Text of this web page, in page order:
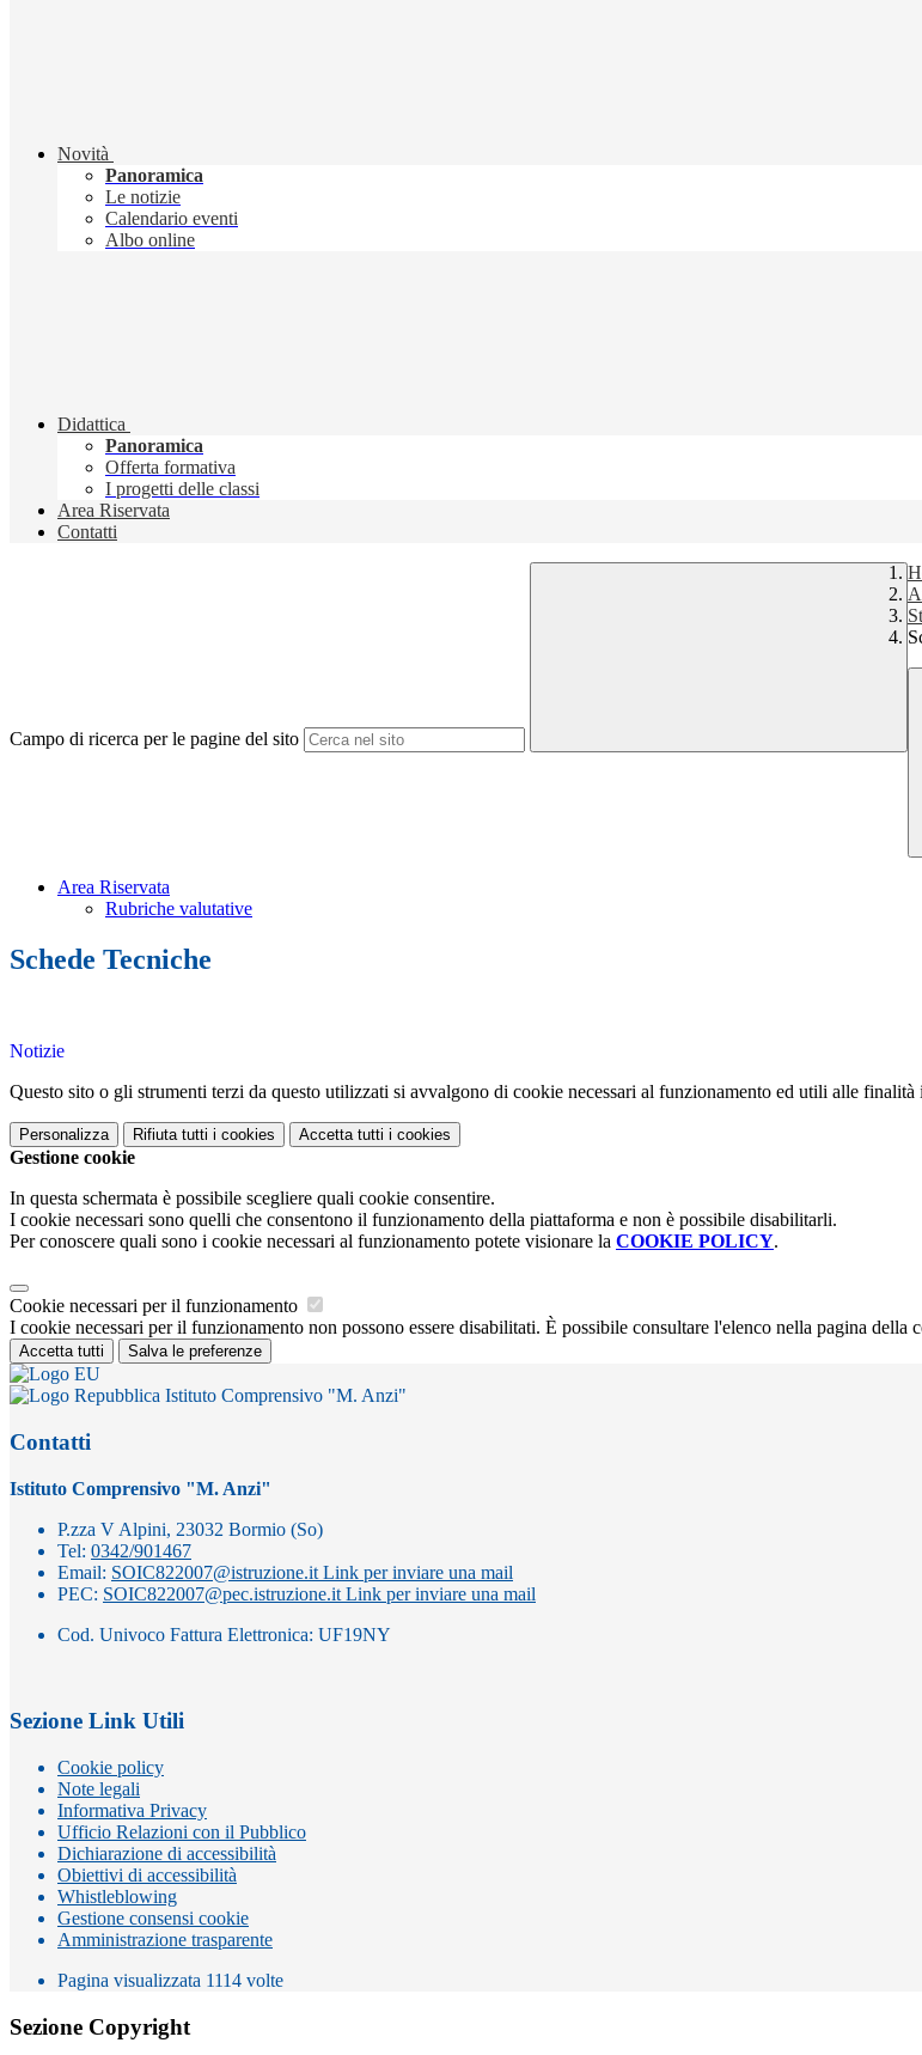
Novità
Panoramica
Le notizie
Calendario eventi
Albo online
Didattica
Panoramica
Offerta formativa
I progetti delle classi
Area Riservata
Contatti
Campo di ricerca per le pagine del sito
Area Riservata
Rubriche valutative
Schede Tecniche
Notizie
Questo sito o gli strumenti terzi da questo utilizzati si avvalgono di cookie necessari al funzionamento ed utili alle finalità
Personalizza Rifiuta tutti i cookies Accetta tutti i cookies
Gestione cookie
In questa schermata è possibile scegliere quali cookie consentire.
I cookie necessari sono quelli che consentono il funzionamento della piattaforma e non è possibile disabilitarli.
Per conoscere quali sono i cookie necessari al funzionamento potete visionare la COOKIE POLICY.
Cookie necessari per il funzionamento
I cookie necessari per il funzionamento non possono essere disabilitati. È possibile consultare l'elenco nella pagina della
Accetta tutti Salva le preferenze
Istituto Comprensivo "M. Anzi"
Contatti
Istituto Comprensivo "M. Anzi"
P.zza V Alpini, 23032 Bormio (So)
Tel: 0342/901467
Email: SOIC822007@istruzione.it Link per inviare una mail
PEC: SOIC822007@pec.istruzione.it Link per inviare una mail
Cod. Univoco Fattura Elettronica: UF19NY
Sezione Link Utili
Cookie policy
Note legali
Informativa Privacy
Ufficio Relazioni con il Pubblico
Dichiarazione di accessibilità
Obiettivi di accessibilità
Whistleblowing
Gestione consensi cookie
Amministrazione trasparente
Pagina visualizzata 1114 volte
Sezione Copyright